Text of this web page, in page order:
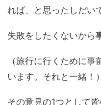
れば、と思ったしだい
失敗をしたくないから
（旅行に行くために
います。それと一緒！）
その意見の1つとして